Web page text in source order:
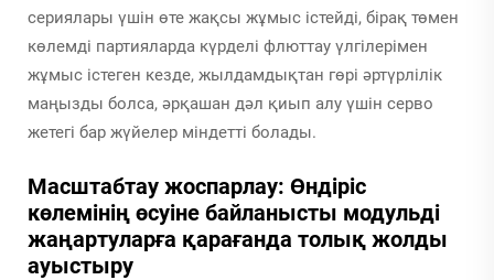
сериялары үшін өте жақсы жұмыс істейді, бірақ төмен
көлемді партияларда күрделі флюттау үлгілерімен
жұмыс істеген кезде, жылдамдықтан гөрі әртүрлілік
маңызды болса, әрқашан дәл қиып алу үшін серво
жетегі бар жүйелер міндетті болады.
Масштабтау жоспарлау: Өндіріс
көлемінің өсуіне байланысты модульді
жаңартуларға қарағанда толық жолды
ауыстыру